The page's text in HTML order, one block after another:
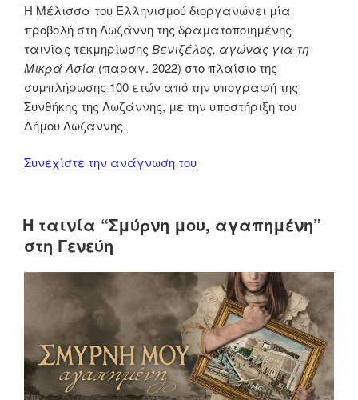
Η Μέλισσα του Ελληνισμού διοργανώνει μία
προβολή στη Λωζάννη της δραματοποιημένης
ταινίας τεκμηρίωσης Βενιζέλος, αγώνας για τη
Μικρά Ασία (παραγ. 2022) στο πλαίσιο της
συμπλήρωσης 100 ετών από την υπογραφή της
Συνθήκης της Λωζάννης, με την υποστήριξη του
Δήμου Λωζάννης.
Συνεχίστε την ανάγνωση του“Προβολή
του
δραματοποιημένου
“Βενιζέλος,
αγώνας
για
τη
Μικρά
Ασία””
Η ταινία “Σμύρνη μου, αγαπημένη”
στη Γενεύη